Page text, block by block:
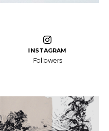
INSTAGRAM
Followers